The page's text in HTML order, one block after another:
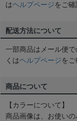
はヘルプページをご確
配送方法について
一部商品はメール便
くはヘルプページをご
商品について
【カラーについて】
商品画像は、お使い